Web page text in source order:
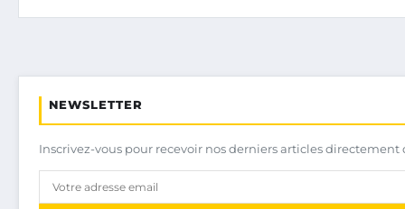
NEWSLETTER
Inscrivez-vous pour recevoir nos derniers articles